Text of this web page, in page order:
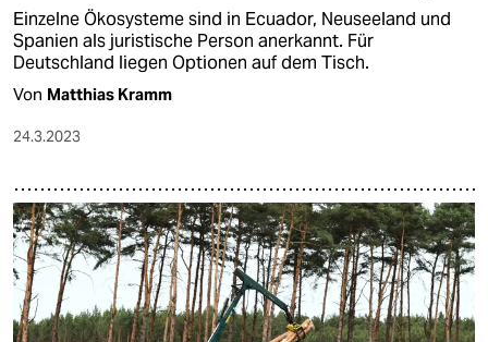
Einzelne Ökosysteme sind in Ecuador, Neuseeland und
Spanien als juristische Person anerkannt. Für
Deutschland liegen Optionen auf dem Tisch.
Von Matthias Kramm
24.3.2023